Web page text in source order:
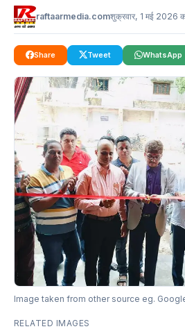
raftaarmedia.comशुक्रवार, 1 मई 2026
Share Tweet WhatsApp
Image taken from other source eg.
RELATED IMAGES